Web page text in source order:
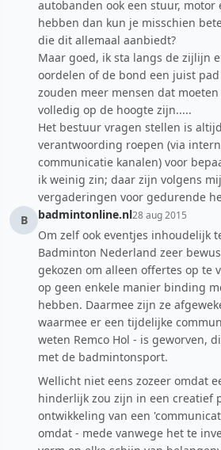
autobanden ook een stuur, motor
hebben dan kun je misschien
die dit allemaal aanbiedt?
Maar goed, ik sta langs de zijlijn
oordelen of de bond een juist
zouden meer mensen dat
volledig op de hoogte zijn.....
Het bestuur vragen stellen is
verantwoording roepen (via
communicatie kanalen) voor
ik weinig zin; daar zijn volgens
vergaderingen voor gedurende
B
badmintonline.nl28 aug 2015
Om zelf ook eventjes inhoudelijk
Badminton Nederland zeer
gekozen om alleen offertes op te
op geen enkele manier binding
hebben. Daarmee zijn ze
waarmee er een tijdelijke
weten Remco Hol - is geworven,
met de badmintonsport.
Wellicht niet eens zozeer omdat
hinderlijk zou zijn in een creatief
ontwikkeling van een
omdat - mede vanwege het te